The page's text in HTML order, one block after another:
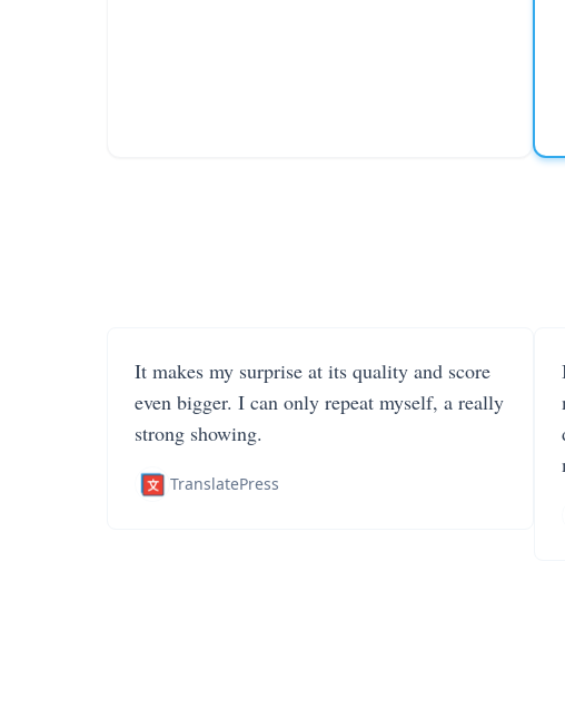
It makes my surprise at its quality and score
even bigger. I can only repeat myself, a really
strong showing.
TranslatePress